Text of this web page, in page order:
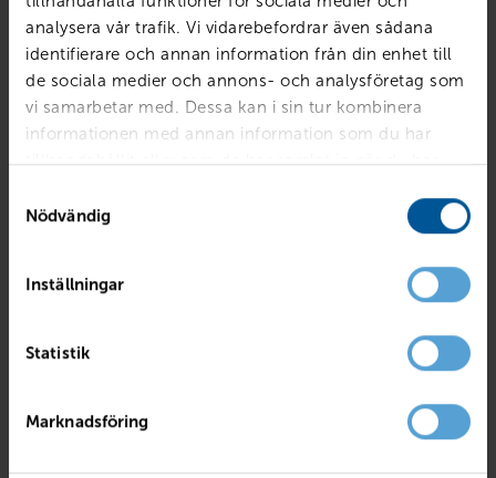
analysera vår trafik. Vi vidarebefordrar även sådana
identifierare och annan information från din enhet till
de sociala medier och annons- och analysföretag som
vi samarbetar med. Dessa kan i sin tur kombinera
informationen med annan information som du har
tillhandahållit eller som de har samlat in när du har
Nödvändig
Inställningar
Statistik
Marknadsföring
kr
Avbetalningstid
Sammanfattning
97 081 kr
Avbetalningstid
36 mån
7.4%
Restskuld 50%
234 950 kr
5 840 kr/mån